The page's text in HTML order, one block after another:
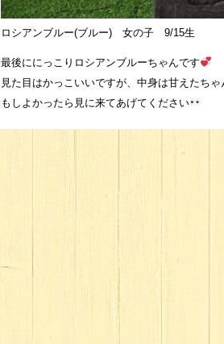
ロシアンブルー(ブルー) 女の子 9/15生
最後ににっこりロシアンブルーちゃんです
見た目はかっこいいですが、中身は甘えたちゃ
もしよかったら見に来てあげてください